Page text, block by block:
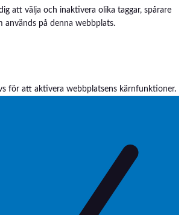
att välja och inaktivera olika taggar, spårare
används på denna webbplats.
för att aktivera webbplatsens kärnfunktioner.